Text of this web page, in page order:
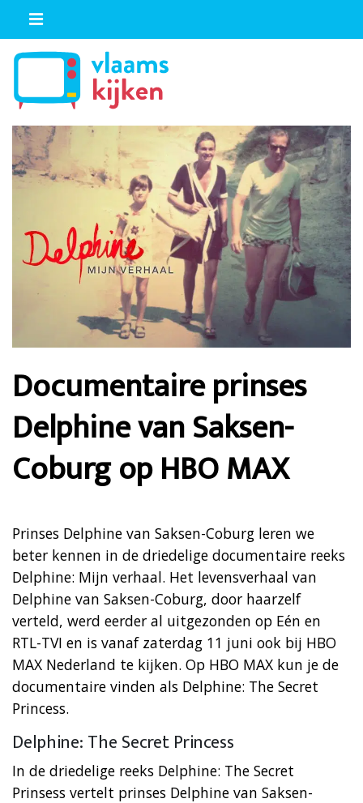
Documentaire prinses
Delphine van Saksen-
Coburg op HBO MAX
Prinses Delphine van Saksen-Coburg leren we
beter kennen in de driedelige documentaire reeks
Delphine: Mijn verhaal. Het levensverhaal van
Delphine van Saksen-Coburg, door haarzelf
verteld, werd eerder al uitgezonden op Eén en
RTL-TVI en is vanaf zaterdag 11 juni ook bij HBO
MAX Nederland te kijken. Op HBO MAX kun je de
documentaire vinden als Delphine: The Secret
Princess.
Delphine: The Secret Princess
In de driedelige reeks Delphine: The Secret
Prinsess vertelt prinses Delphine van Saksen-